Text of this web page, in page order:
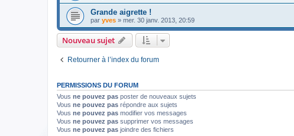
Grande aigrette !
par yves » mer. 30 janv. 2013, 20:59
Nouveau sujet
Retourner à l’index du forum
PERMISSIONS DU FORUM
Vous ne pouvez pas poster de nouveaux sujets
Vous ne pouvez pas répondre aux sujets
Vous ne pouvez pas modifier vos messages
Vous ne pouvez pas supprimer vos messages
Vous ne pouvez pas joindre des fichiers